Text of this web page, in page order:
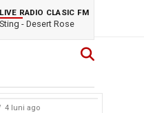
LIVE RADIO CLASIC FM
Sting - Desert Rose
4 luni ago